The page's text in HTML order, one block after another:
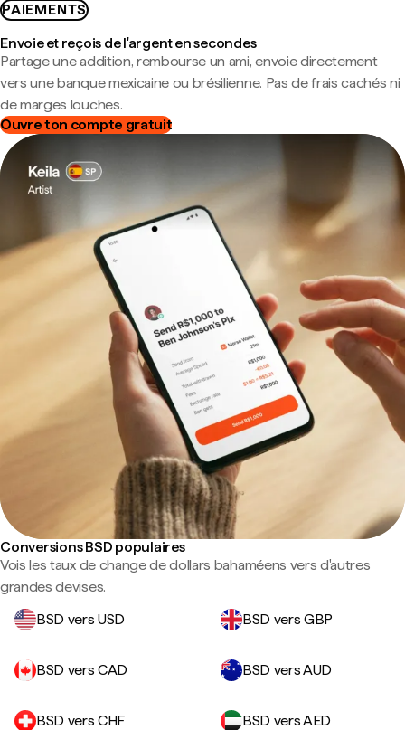
PAIEMENTS
Envoie et reçois de l'argent en secondes
Partage une addition, rembourse un ami, envoie directement
vers une banque mexicaine ou brésilienne. Pas de frais cachés ni
de marges louches.
Ouvre ton compte gratuit
Conversions BSD populaires
Vois les taux de change de dollars bahaméens vers d'autres
grandes devises.
BSD vers USD
BSD vers GBP
BSD vers CAD BSD vers AUD
BSD vers CHF BSD vers AED